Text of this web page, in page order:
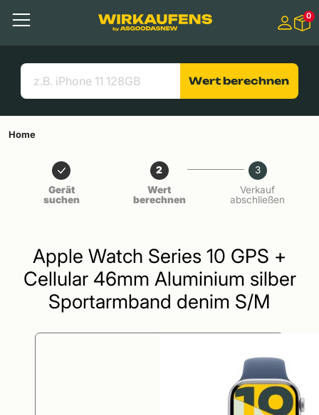
Menü
Suchen
Nützliche Links
0
Wert berechnen
Home
Gerät
suchen
2
Wert
berechnen
3
Verkauf
abschließen
Apple Watch Series 10 GPS +
Cellular 46mm Aluminium silber
Sportarmband denim S/M